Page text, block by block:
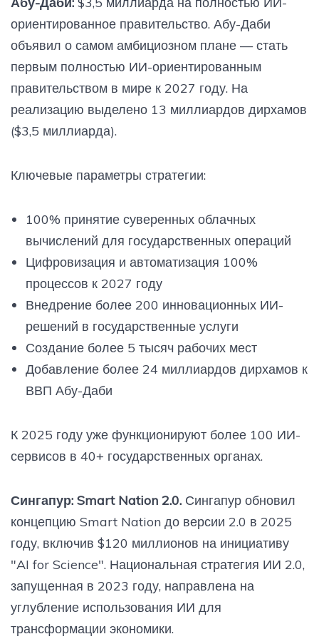
галлюцинаций - так и непонятно. Но явление ИИ-
фантазий, уверенно продвигаемых ботами и
нейросетями за проверенную информацию, уже
вышло за границы безопасной экзотики. Риски
зашкаливают! О галлюцинациях нейросетей
впервые было рассказано 30 лет назад в научном
обзор и сформулировал диагноз заболевания, как
говорится, наслаждайтесь. У ИИ ответственность
Подписаться на еженедельную рассылку
@greenpercent
ориентированное правительство. Абу-Даби
объявил о самом амбициозном плане — стать
первым полностью ИИ-ориентированным
правительством в мире к 2027 году. На
реализацию выделено 13 миллиардов дирхамов
($3,5 миллиарда).
Ключевые параметры стратегии:
100% принятие суверенных облачных
вычислений для государственных операций
Цифровизация и автоматизация 100%
процессов к 2027 году
Внедрение более 200 инновационных ИИ-
решений в государственные услуги
Создание более 5 тысяч рабочих мест
Добавление более 24 миллиардов дирхамов к
ВВП Абу-Даби
К 2025 году уже функционируют более 100 ИИ-
сервисов в 40+ государственных органах.
Сингапур: Smart Nation 2.0. Сингапур обновил
концепцию Smart Nation до версии 2.0 в 2025
году, включив $120 миллионов на инициативу
"AI for Science". Национальная стратегия ИИ 2.0,
запущенная в 2023 году, направлена на
углубление использования ИИ для
трансформации экономики.